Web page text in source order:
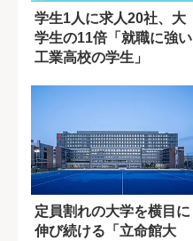
学生1人に求人20社、大
学生の11倍「就職に強い
工業高校の学生」
定員割れの大学を横目に
伸び続ける「立命館大